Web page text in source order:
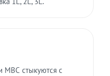
стыкуются с